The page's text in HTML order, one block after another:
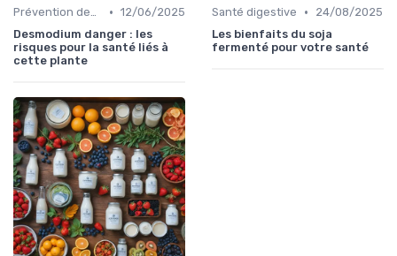
Prévention des maladies • 12/06/2025
Desmodium danger : les
risques pour la santé liés à
cette plante
Santé digestive •
24/08/2025
Les bienfaits du soja
fermenté pour votre santé